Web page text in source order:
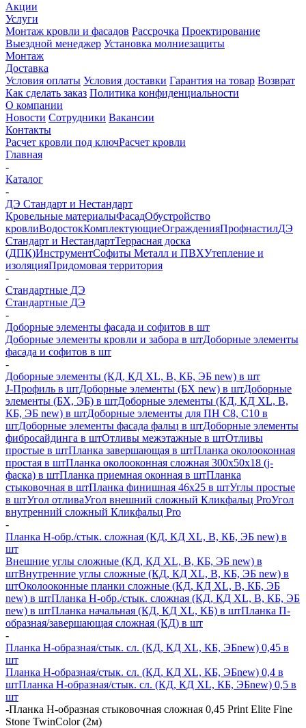
Акции
Услуги
Монтаж кровли и фасадов Рассрочка Проектирование
Выездной менеджер Установка молниезащиты
Монтаж
Доставка
Условия оплаты Условия доставки Гарантия на товар Возврат
Как сделать заказ Политика конфиденциальности
О компании
Новости Сотрудники Вакансии
Контакты
Расчет кровли под ключРасчет кровли
Главная
-
Каталог
-
ДЭ Стандарт и Нестандарт
Кровельные материалыФасадОбустройство
кровлиВодостокКомплектующиеОгражденияПрофнастилДЭ
Стандарт и НестандартТеррасная доска
(ДПК)ИнструментСофиты Металл и ПВХУтепление и
изоляцияПридомовая территория
-
Стандартные ДЭ
Стандартные ДЭ
-
Доборные элементы фасада и софитов в шт
Доборные элементы кровли и забора в штДоборные элементы
фасада и софитов в шт
-
Доборные элементы (КД, КД XL, В, КБ, ЭБ new) в шт
J-Профиль в штДоборные элементы (БХ new) в штДоборные
элементы (БХ, ЭБ) в штДоборные элементы (КД, КД XL, В,
КБ, ЭБ new) в штДоборные элементы для ПН С8, С10 в
штДоборные элементы фасада фальц в штДоборные элементы
фибросайдинга в штОтливы межэтажные в штОтливы
простые в штПланка завершающая в штПланка околооконная
простая в штПланка околооконная сложная 300х50х18 (j-
фаска) в штПланка приемная оконная в штПланка
стыковочная в штПланка финишная 46х25 в штУглы простые
в штУгол отливаУгол внешний сложный Кликфальц ProУгол
внутренний сложный Кликфальц Pro
-
Планка H-обр./стык. сложная (КД, КД XL, В, КБ, ЭБ new) в
шт
Внешние углы сложные (КД, КД XL, В, КБ, ЭБ new) в
штВнутренние углы сложные (КД, КД XL, В, КБ, ЭБ new) в
штОколооконные планки сложные (КД, КД XL, В, КБ, ЭБ
new) в штПланка H-обр./стык. сложная (КД, КД XL, В, КБ, ЭБ
new) в штПланка начальная (КД, КД XL, КБ) в штПланка П-
образная/завершающая сложная (КД) в шт
-
Планка H-образная/стык. сл. (КД, КД XL, КБ, ЭБnew) 0,45 в
шт
Планка H-образная/стык. сл. (КД, КД XL, КБ, ЭБnew) 0,4 в
штПланка H-образная/стык. сл. (КД, КД XL, КБ, ЭБnew) 0,5 в
шт
-Планка Н-образная стыковочная сложная 0,45 Print Elite Fine
Stone TwinColor (2м)